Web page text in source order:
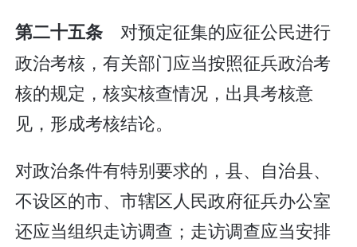
第二十五条 对预定征集的应征公民进行
政治考核，有关部门应当按照征兵政治考
核的规定，核实核查情况，出具考核意
见，形成考核结论。
对政治条件有特别要求的，县、自治县、
不设区的市、市辖区人民政府征兵办公室
还应当组织走访调查；走访调查应当安排